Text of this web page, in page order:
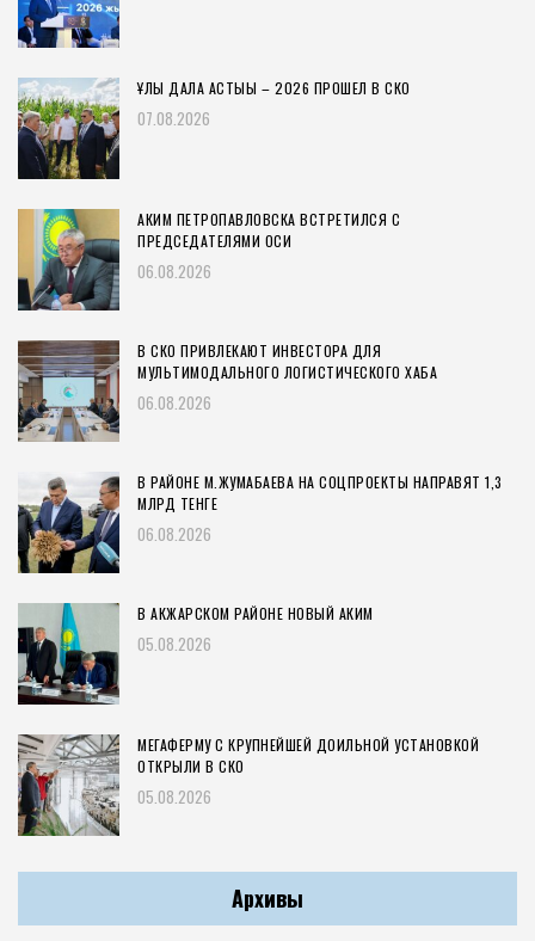
ҰЛЫ ДАЛА АСТЫҒЫ – 2026 ПРОШЕЛ В СКО
07.08.2026
АКИМ ПЕТРОПАВЛОВСКА ВСТРЕТИЛСЯ С
ПРЕДСЕДАТЕЛЯМИ ОСИ
06.08.2026
В СКО ПРИВЛЕКАЮТ ИНВЕСТОРА ДЛЯ
МУЛЬТИМОДАЛЬНОГО ЛОГИСТИЧЕСКОГО ХАБА
06.08.2026
В РАЙОНЕ М.ЖУМАБАЕВА НА СОЦПРОЕКТЫ НАПРАВЯТ 1,3
МЛРД ТЕНГЕ
06.08.2026
В АКЖАРСКОМ РАЙОНЕ НОВЫЙ АКИМ
05.08.2026
МЕГАФЕРМУ С КРУПНЕЙШЕЙ ДОИЛЬНОЙ УСТАНОВКОЙ
ОТКРЫЛИ В СКО
05.08.2026
Архивы